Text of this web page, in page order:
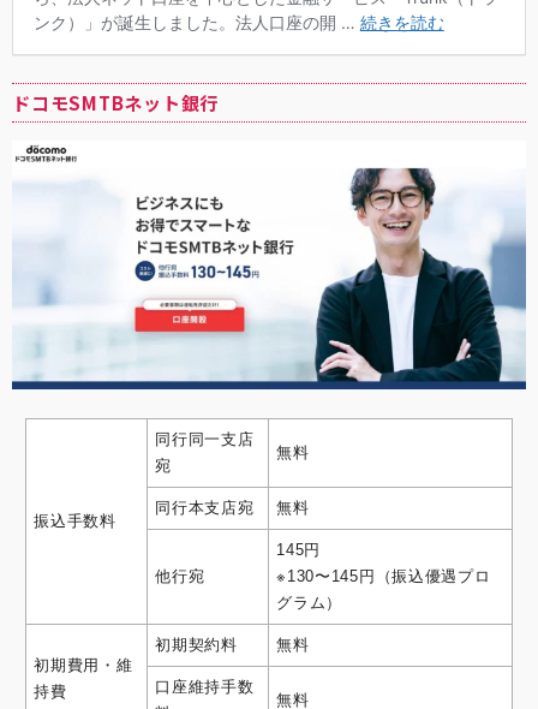
ドコモSMTBネット銀行
振込手数料
同行同一支店
宛
無料
同行本支店宛 無料
他行宛
145円
※130〜145円（振込優遇プロ
グラム）
初期費用・維
持費
初期契約料 無料
口座維持手数
無料